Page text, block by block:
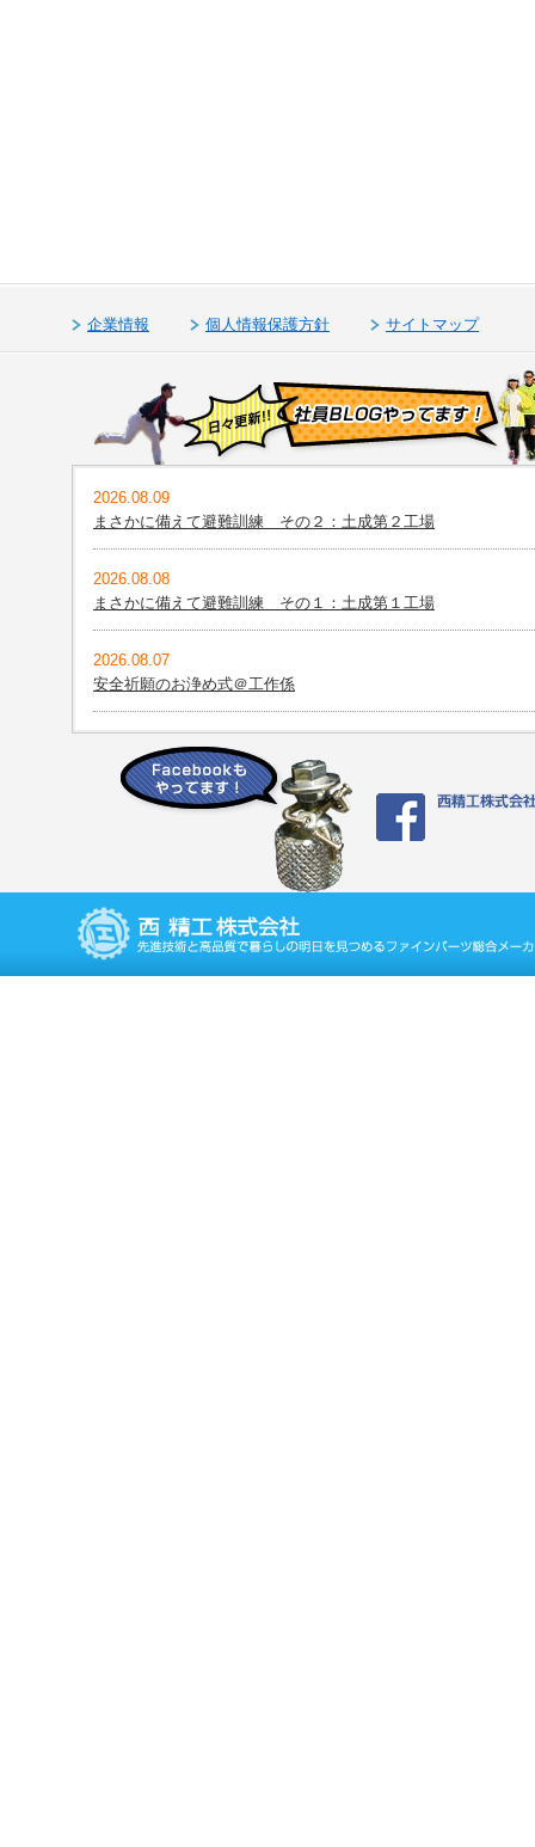
企業情報 個人情報保護方針 サイトマップ
2026.08.09
まさかに備えて避難訓練 その２：土成第２工場
2026.08.08
まさかに備えて避難訓練 その１：土成第１工場
2026.08.07
安全祈願のお浄め式＠工作係